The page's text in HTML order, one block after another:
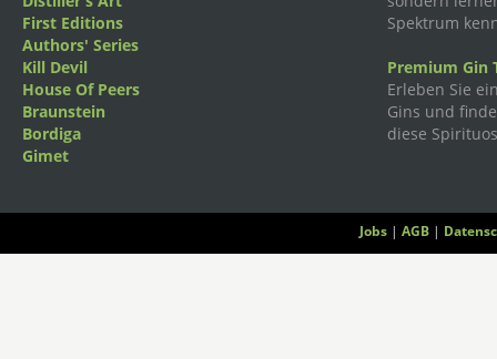
First Editions
Authors' Series
Kill Devil
House Of Peers
Braunstein
Bordiga
Gimet
Spektrum
Premium Gin
Erleben Sie
Gins und
diese
Jobs AGB